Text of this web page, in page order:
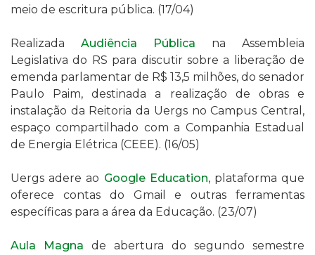
meio de escritura pública. (17/04)
Realizada Audiência Pública na Assembleia
Legislativa do RS para discutir sobre a liberação de
emenda parlamentar de R$ 13,5 milhões, do senador
Paulo Paim, destinada a realização de obras e
instalação da Reitoria da Uergs no Campus Central,
espaço compartilhado com a Companhia Estadual
de Energia Elétrica (CEEE). (16/05)
Uergs adere ao Google Education, plataforma que
oferece contas do Gmail e outras ferramentas
específicas para a área da Educação. (23/07)
Aula Magna de abertura do segundo semestre